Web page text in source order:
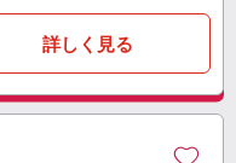
詳しく見る